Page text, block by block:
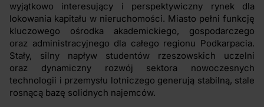
wyjątkowo interesujący i perspektywiczny rynek dla
lokowania kapitału w nieruchomości. Miasto pełni funkcję
kluczowego ośrodka akademickiego, gospodarczego
oraz administracyjnego dla całego regionu Podkarpacia.
Stały, silny napływ studentów rzeszowskich uczelni
oraz dynamiczny rozwój sektora nowoczesnych
technologii i przemysłu lotniczego generują stabilną, stale
rosnącą bazę solidnych najemców.